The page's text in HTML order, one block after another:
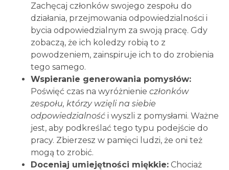
Zachęcaj członków swojego zespołu do
działania, przejmowania odpowiedzialności i
bycia odpowiedzialnym za swoją pracę. Gdy
zobaczą, że ich koledzy robią to z
powodzeniem, zainspiruje ich to do zrobienia
tego samego.
Wspieranie generowania pomysłów:
Poświęć czas na wyróżnienie członków
zespołu, którzy wzięli na siebie
odpowiedzialność i wyszli z pomysłami. Ważne
jest, aby podkreślać tego typu podejście do
pracy. Zbierzesz w pamięci ludzi, że oni też
mogą to zrobić.
Doceniaj umiejętności miękkie: Chociaż